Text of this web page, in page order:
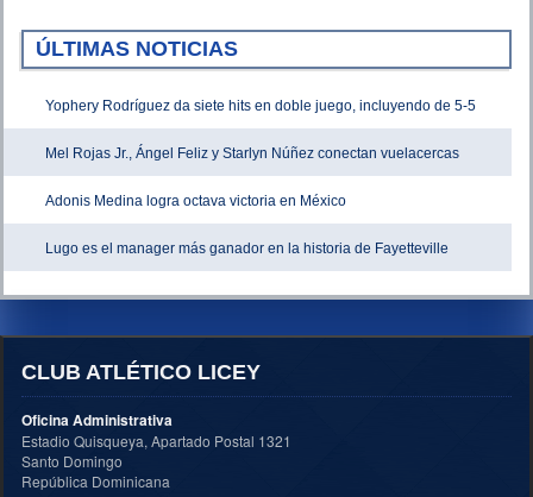
ÚLTIMAS NOTICIAS
Yophery Rodríguez da siete hits en doble juego, incluyendo de 5-5
Mel Rojas Jr., Ángel Feliz y Starlyn Núñez conectan vuelacercas
Adonis Medina logra octava victoria en México
Lugo es el manager más ganador en la historia de Fayetteville
CLUB ATLÉTICO LICEY
Oficina Administrativa
Estadio Quisqueya, Apartado Postal 1321
Santo Domingo
República Dominicana